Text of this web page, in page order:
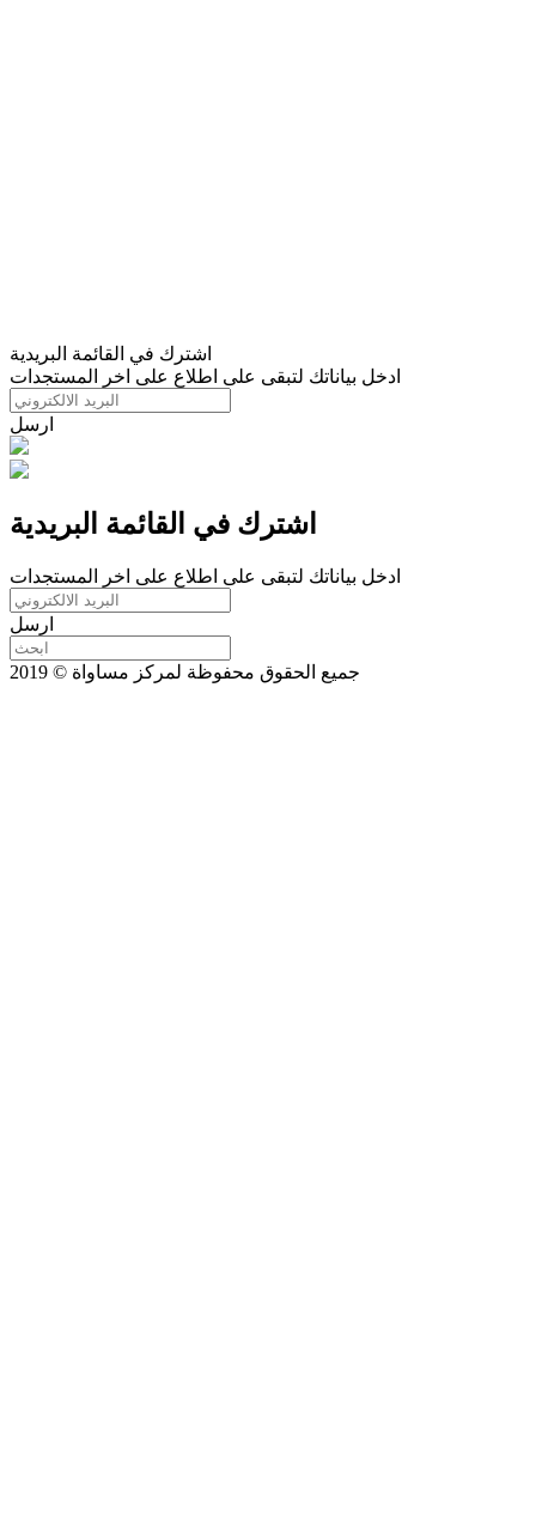
اشترك في القائمة البريدية
ادخل بياناتك لتبقى على اطلاع على اخر المستجدات
ارسل
اشترك في القائمة البريدية
ادخل بياناتك لتبقى على اطلاع على اخر المستجدات
ارسل
جميع الحقوق محفوظة لمركز مساواة © 2019